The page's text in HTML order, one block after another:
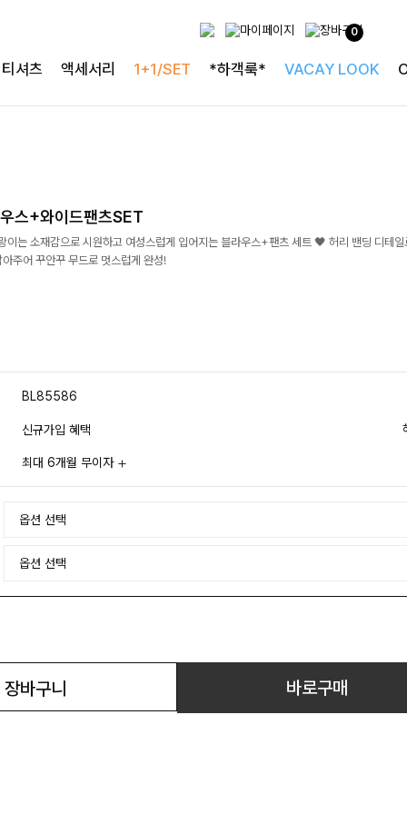
0
티셔츠 액세서리 1+1/SET *하객룩* VACAY LOOK
스+와이드팬츠SET
는 소재감으로 시원하고 여성스럽게 입어지는 블라우스+팬츠 세트 🖤 허리 밴딩 디테일
주어 꾸안꾸 무드로 멋스럽게 완성!
BL85586
신규가입 혜택
최대 6개월 무이자
장바구니 바로구매